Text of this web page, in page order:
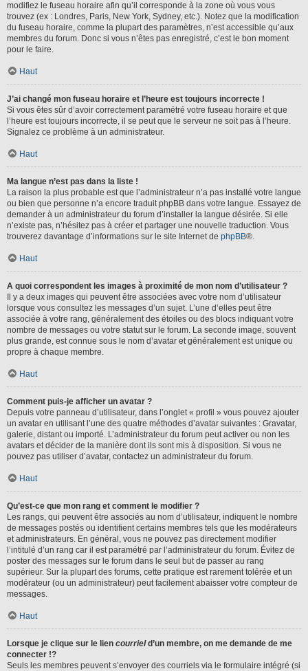
modifiez le fuseau horaire afin qu’il corresponde à la zone où vous vous
trouvez (ex : Londres, Paris, New York, Sydney, etc.). Notez que la modification
du fuseau horaire, comme la plupart des paramètres, n’est accessible qu’aux
membres du forum. Donc si vous n’êtes pas enregistré, c’est le bon moment
pour le faire.
Haut
J’ai changé mon fuseau horaire et l’heure est toujours incorrecte !
Si vous êtes sûr d’avoir correctement paramétré votre fuseau horaire et que
l’heure est toujours incorrecte, il se peut que le serveur ne soit pas à l’heure.
Signalez ce problème à un administrateur.
Haut
Ma langue n’est pas dans la liste !
La raison la plus probable est que l’administrateur n’a pas installé votre langue
ou bien que personne n’a encore traduit phpBB dans votre langue. Essayez de
demander à un administrateur du forum d’installer la langue désirée. Si elle
n’existe pas, n’hésitez pas à créer et partager une nouvelle traduction. Vous
trouverez davantage d’informations sur le site Internet de phpBB®.
Haut
A quoi correspondent les images à proximité de mon nom d’utilisateur ?
Il y a deux images qui peuvent être associées avec votre nom d’utilisateur
lorsque vous consultez les messages d’un sujet. L’une d’elles peut être
associée à votre rang, généralement des étoiles ou des blocs indiquant votre
nombre de messages ou votre statut sur le forum. La seconde image, souvent
plus grande, est connue sous le nom d’avatar et généralement est unique ou
propre à chaque membre.
Haut
Comment puis-je afficher un avatar ?
Depuis votre panneau d’utilisateur, dans l’onglet « profil » vous pouvez ajouter
un avatar en utilisant l’une des quatre méthodes d’avatar suivantes : Gravatar,
galerie, distant ou importé. L’administrateur du forum peut activer ou non les
avatars et décider de la manière dont ils sont mis à disposition. Si vous ne
pouvez pas utiliser d’avatar, contactez un administrateur du forum.
Haut
Qu’est-ce que mon rang et comment le modifier ?
Les rangs, qui peuvent être associés au nom d’utilisateur, indiquent le nombre
de messages postés ou identifient certains membres tels que les modérateurs
et administrateurs. En général, vous ne pouvez pas directement modifier
l’intitulé d’un rang car il est paramétré par l’administrateur du forum. Évitez de
poster des messages sur le forum dans le seul but de passer au rang
supérieur. Sur la plupart des forums, cette pratique est rarement tolérée et un
modérateur (ou un administrateur) peut facilement abaisser votre compteur de
messages.
Haut
Lorsque je clique sur le lien courrield’un membre, on me demande de me
connecter !?
Seuls les membres peuvent s’envoyer des courriels via le formulaire intégré (si